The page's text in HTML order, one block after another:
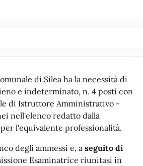
di Silea ha la necessità di
e indeterminato, n. 4 posti con
di Istruttore Amministrativo -
nell'elenco redatto dalla
l'equivalente professionalità.
degli ammessi e, a seguito di
Esaminatrice riunitasi in